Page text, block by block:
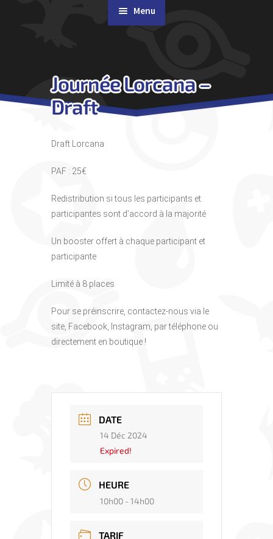
Menu
Agenda
Contact & Accès
Journée Lorcana –
Draft
Draft Lorcana
PAF : 25€
Redistribution si tous les participants et
participantes sont d’accord à la majorité
Un booster offert à chaque participant et
participante
Limité à 8 places
Pour se préinscrire, contactez-nous via le
site, Facebook, Instagram, par téléphone ou
directement en boutique !
DATE
14 Déc 2024
Expired!
HEURE
10h00 - 14h00
TARIF